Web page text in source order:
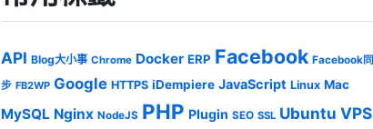
API Blog大小事 Chrome Docker ERP Facebook Facebook同
步 FB2WP Google HTTPS iDempiere JavaScript Linux Mac
MySQL Nginx NodeJS PHP Plugin SEO SSL Ubuntu VPS